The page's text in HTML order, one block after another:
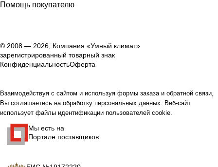
Помощь покупателю
© 2008 — 2026, Компания «Умный климат»
зарегистрированный товарный знак
КонфиденциальностьОферта
Взаимодействуя с сайтом и используя формы заказа и обратной связи,
Вы соглашаетесь на обработку персональных данных. Веб-сайт
использует файлы идентификации пользователей cookie.
Мы есть на
Портале поставщиков